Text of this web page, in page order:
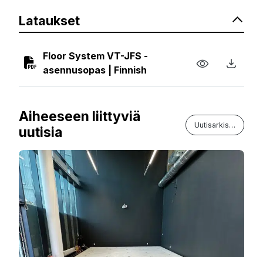
Lataukset
Floor System VT-JFS -
asennusopas | Finnish
Aiheeseen liittyviä
uutisia
Uutisarkisto